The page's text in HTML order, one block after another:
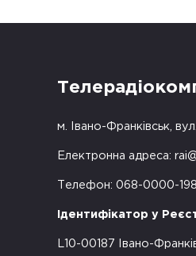
м. Івано-Франківськ,
Електронна адреса:
Телефон: 068-0000-198
Ідентифікатор у
L10-00187 Івано-